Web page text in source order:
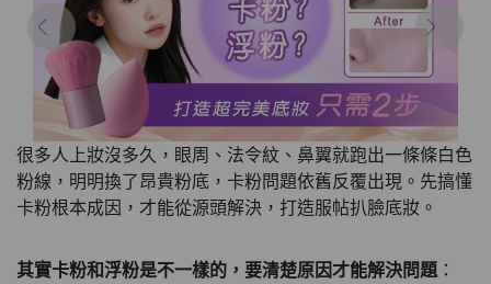
很多人上妝沒多久，眼周、法令紋、鼻翼就跑出一條條白色
粉線，明明換了昂貴粉底，卡粉問題依舊反覆出現。先搞懂
卡粉根本成因，才能從源頭解決，打造服帖扒臉底妝。
其實卡粉和浮粉是不一樣的，要清楚原因才能解決問題 ：